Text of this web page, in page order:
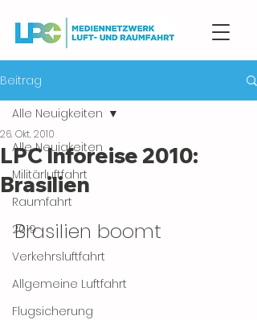
Beitrag
Alle Neuigkeiten
Militärluftfahrt
Raumfahrt
2019
Verkehrsluftfahrt
Allgemeine Luftfahrt
Flugsicherung
Alle Neuigkeiten
LPC Inforeise 2010:
Brasilien
26. Okt. 2010
Brasilien boomt